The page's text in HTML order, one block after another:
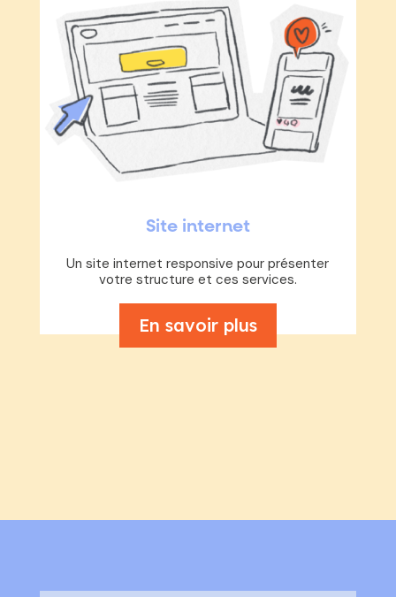
Site internet
Un site internet responsive pour présenter
votre structure et ces services.
En savoir plus